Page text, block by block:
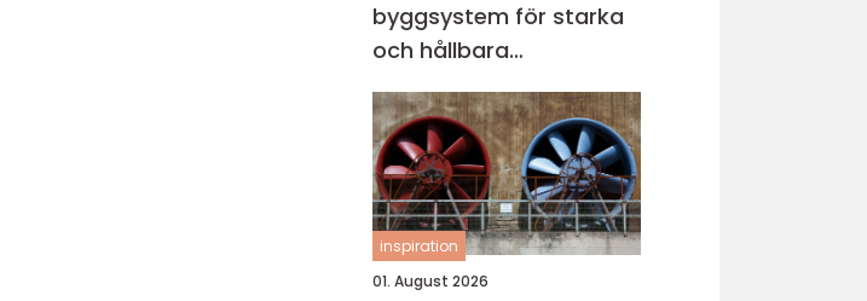
byggsystem för starka
och hållbara
konstruktioner
inspiration
01. August 2026